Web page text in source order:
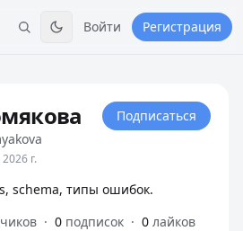
Войти Регистрация
г.
Подписаться
schema, типы ошибок.
· 0 подписок · 0 лайков